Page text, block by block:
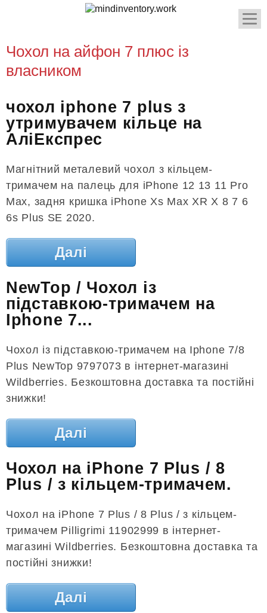
Чохол на айфон 7 плюс із
власником
чохол iphone 7 plus з
утримувачем кільце на
АліЕкспрес
Магнітний металевий чохол з кільцем-
тримачем на палець для iPhone 12 13 11 Pro
Max, задня кришка iPhone Xs Max XR X 8 7 6
6s Plus SE 2020.
Далі
NewTop / Чохол із
підставкою-тримачем на
Iphone 7...
Чохол із підставкою-тримачем на Iphone 7/8
Plus NewTop 9797073 в інтернет-магазині
Wildberries. Безкоштовна доставка та постійні
знижки!
Далі
Чохол на iPhone 7 Plus / 8
Plus / з кільцем-тримачем.
Чохол на iPhone 7 Plus / 8 Plus / з кільцем-
тримачем Pilligrimi 11902999 в інтернет-
магазині Wildberries. Безкоштовна доставка та
постійні знижки!
Далі